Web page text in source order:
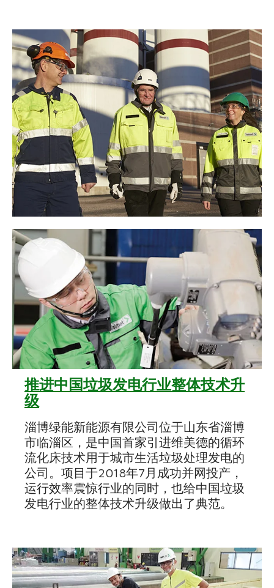
推进中国垃圾发电行业整体技术升
级
淄博绿能新能源有限公司位于山东省淄博
市临淄区，是中国首家引进维美德的循环
流化床技术用于城市生活垃圾处理发电的
公司。项目于2018年7月成功并网投产，
运行效率震惊行业的同时，也给中国垃圾
发电行业的整体技术升级做出了典范。